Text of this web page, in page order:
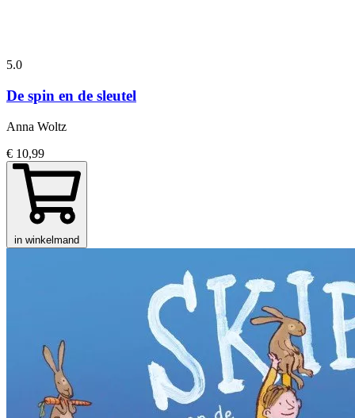
5.0
De spin en de sleutel
Anna Woltz
€ 10,99
in winkelmand